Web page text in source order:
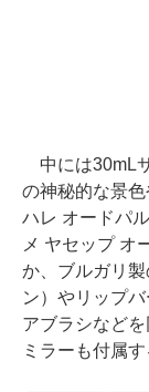
中には30mL
の神秘的な景
ハレ オードパ
メ ヤセップ オ
か、ブルガリ
ン）やリップ
アブラシなど
ミラーも付属す